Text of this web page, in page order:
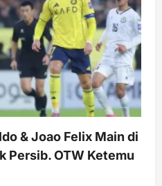
& Joao Felix Main di
Persib. OTW Ketemu